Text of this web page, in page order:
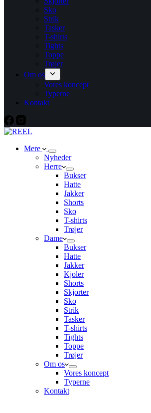
Sko
Strik
Tasker
T-shirts
Tights
Toppe
Trøjer
Om os
Vores koncept
Typerne
Kontakt
Mere
Nyheder
Herre
Bukser
Hatte
Jakker
Shorts
Sko
T-shirts
Trøjer
Dame
Bukser
Hatte
Jakker
Kjoler
Shorts
Skjorter
Sko
Strik
Tasker
T-shirts
Tights
Toppe
Trøjer
Om os
Vores koncept
Typerne
Kontakt